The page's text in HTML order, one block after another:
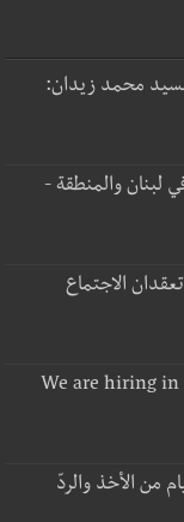
محمد زيدان:
والمنطقة -
الاجتماع
We are hiring in
ثامنة مطلع أيلول... و3 أيام من الأخذ والردّ